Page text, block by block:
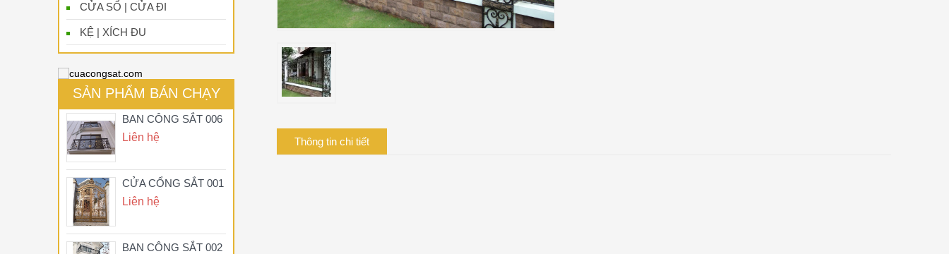
CỬA SỔ | CỬA ĐI
KỆ | XÍCH ĐU
SẢN PHẨM BÁN CHẠY
BAN CÔNG SẮT 006
Liên hệ
CỬA CỔNG SẮT 001
Liên hệ
BAN CÔNG SẮT 002
Thông tin chi tiết